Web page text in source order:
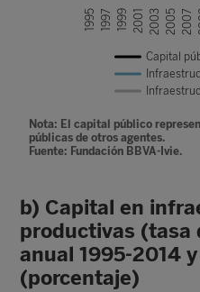
Nota: El capital público
públicas de otros agentes.
Fuente: Fundación BBVA-Ivie.
Capital
1995 1997 1999 2001 2003 2005 2007
b) Capital en
productivas (tasa
anual 1995-2014
(porcentaje)